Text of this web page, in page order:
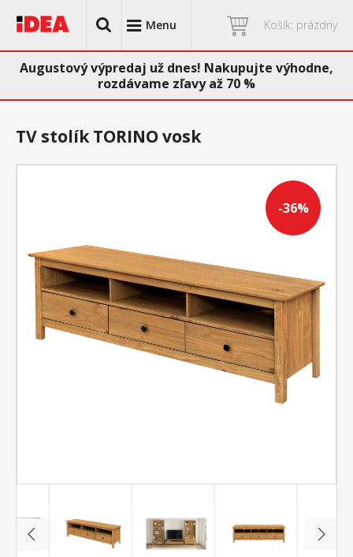
Menu Košík: prázdny
Augustový výpredaj už dnes! Nakupujte výhodne,
rozdávame zľavy až 70 %
-36%
TV stolík TORINO vosk